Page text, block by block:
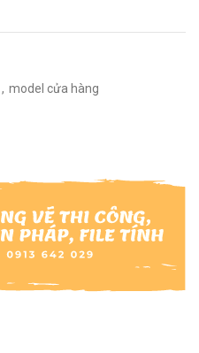
, model cửa hàng